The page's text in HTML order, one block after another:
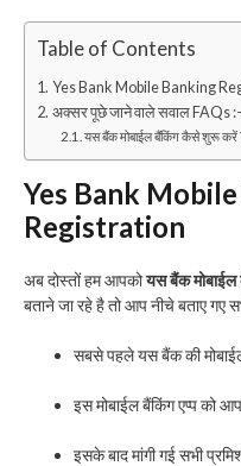
Table of Contents
Yes Bank Mobile Banking
अक्सर पूछे जाने वाले सवाल FAQs :-
यस बैंक मोबाईल बैंकिंग कैसे शुरू करें
Yes Bank
Registration
अब दोस्तों हम आपकोयस बैंक
बताने जा रहे है तो आप नीचे बताए गए
सबसे पहले यस बैंक की
इस मोबाईल बैंकिंग एप्प को
इसके बाद मांगी गई सभी